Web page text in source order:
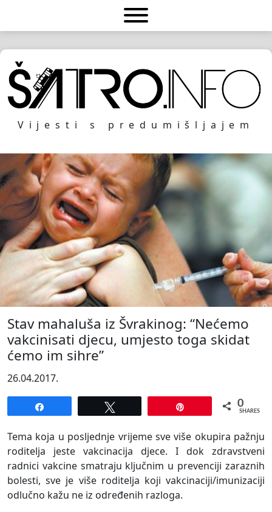
Vijesti s predumišljajem
Stav mahaluša iz Švrakinog: “Nećemo
vakcinisati djecu, umjesto toga skidat
ćemo im sihre”
26.04.2017.
0
SHARES
Tema koja u posljednje vrijeme sve više okupira pažnju
roditelja jeste vakcinacija djece. I dok zdravstveni
radnici vakcine smatraju ključnim u prevenciji zaraznih
bolesti, sve je više roditelja koji vakcinaciji/imunizaciji
odlučno kažu ne iz određenih razloga.